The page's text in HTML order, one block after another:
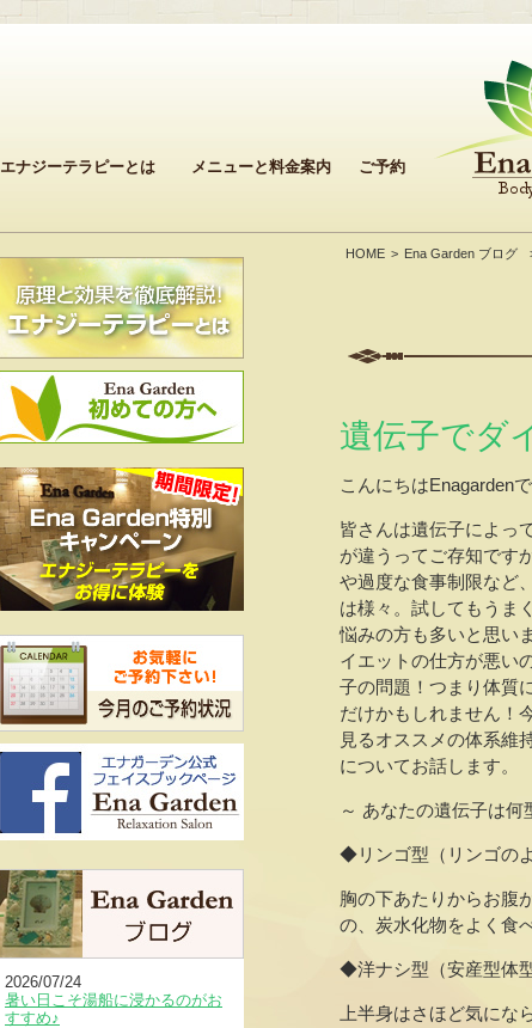
エナジーテラピーとは メニューと料金案内 ご予約
遺伝子でダ
こんにちはEnagardenで
皆さんは遺伝子によっ
が違うってご存知です
や過度な食事制限など
は様々。試してもうま
悩みの方も多いと思い
イエットの仕方が悪い
子の問題！つまり体質
だけかもしれません！
見るオススメの体系維
についてお話します。
～ あなたの遺伝子は何
◆リンゴ型（リンゴの
胸の下あたりからお腹
の、炭水化物をよく食
◆洋ナシ型（安産型体
上半身はさほど気に
HOME Ena Garden ブログ
2026/07/24
暑い日こそ湯船に浸かるのがお
すすめ♪